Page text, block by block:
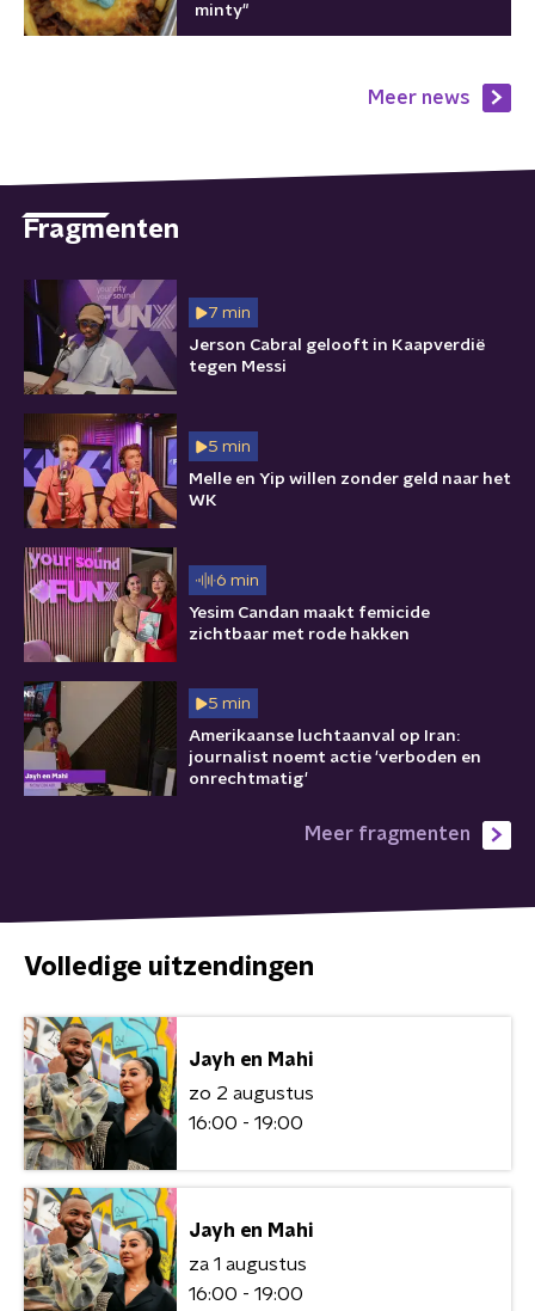
minty"
Meer news
Fragmenten
7 min
Jerson Cabral gelooft in Kaapverdië
tegen Messi
5 min
Melle en Yip willen zonder geld naar het
WK
6 min
Yesim Candan maakt femicide
zichtbaar met rode hakken
5 min
Amerikaanse luchtaanval op Iran:
journalist noemt actie 'verboden en
onrechtmatig'
Meer fragmenten
Volledige uitzendingen
Jayh en Mahi
zo 2 augustus
16:00 - 19:00
Jayh en Mahi
za 1 augustus
16:00 - 19:00